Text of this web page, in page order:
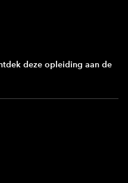
deze opleiding aan de